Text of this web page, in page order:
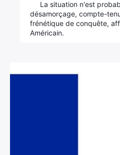
La situation n'est
désamorçage, compte-
frénétique de conquête,
Américain.